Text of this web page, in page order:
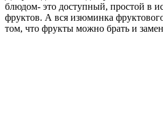
блюдом- это доступный, простой в
фруктов. А вся изюминка фруктового
том, что фрукты можно брать и